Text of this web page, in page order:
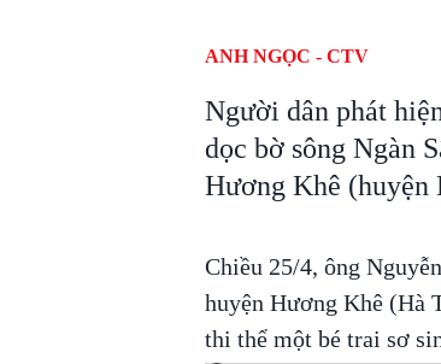
ANH NGỌC - CTV
Người dân phát
dọc bờ sông Ngàn
Hương Khê (huyện
Chiều 25/4, ông
huyện Hương Khê (Hà
thi thể một bé trai sơ